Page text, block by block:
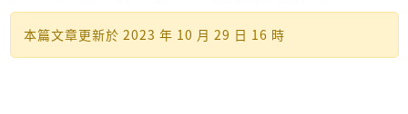
本篇文章更新於 2023 年 10 月 29 日 16 時